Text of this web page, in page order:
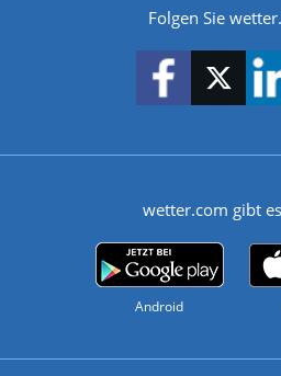
Folgen Sie
wetter.com gibt
Android